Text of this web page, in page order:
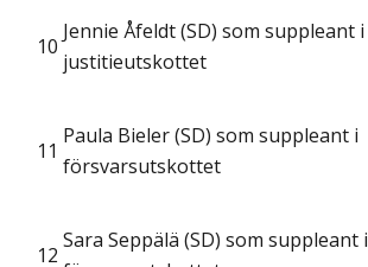
10
Jennie Åfeldt (SD) som suppleant i
justitieutskottet
11
Paula Bieler (SD) som suppleant i
försvarsutskottet
12
Sara Seppälä (SD) som suppleant i